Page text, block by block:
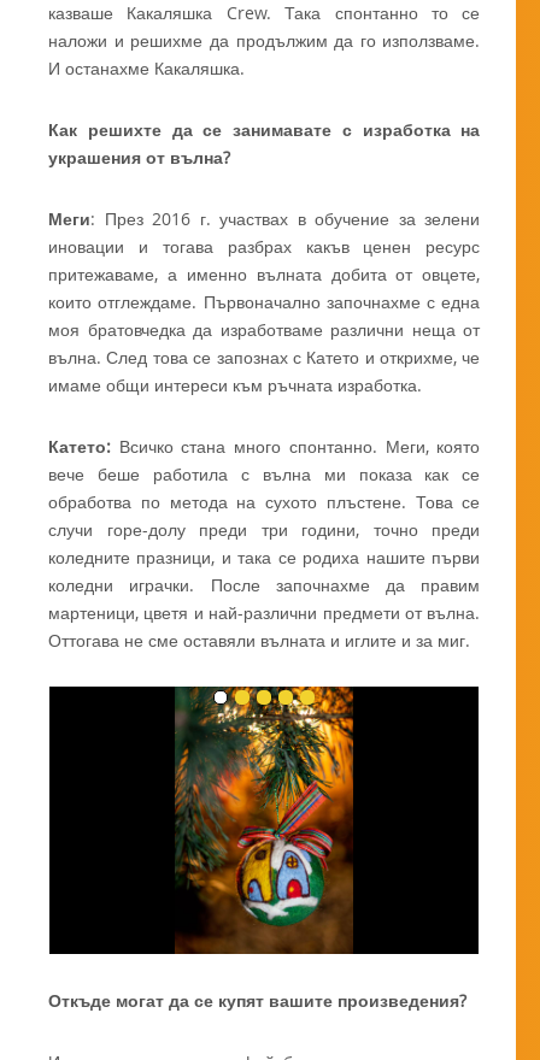
казваше Какаляшка Crew. Така спонтанно то се
наложи и решихме да продължим да го използваме.
И останахме Какаляшка.
Как решихте да се занимавате с изработка на
украшения от вълна?
Меги: През 2016 г. участвах в обучение за зелени
иновации и тогава разбрах какъв ценен ресурс
притежаваме, а именно вълната добита от овцете,
които отглеждаме. Първоначално започнахме с една
моя братовчедка да изработваме различни неща от
вълна. След това се запознах с Катето и открихме, че
имаме общи интереси към ръчната изработка.
Катето: Всичко стана много спонтанно. Меги, която
вече беше работила с вълна ми показа как се
обработва по метода на сухото плъстене. Това се
случи горе-долу преди три години, точно преди
коледните празници, и така се родиха нашите първи
коледни играчки. После започнахме да правим
мартеници, цветя и най-различни предмети от вълна.
Оттогава не сме оставяли вълната и иглите и за миг.
Откъде могат да се купят вашите произведения?